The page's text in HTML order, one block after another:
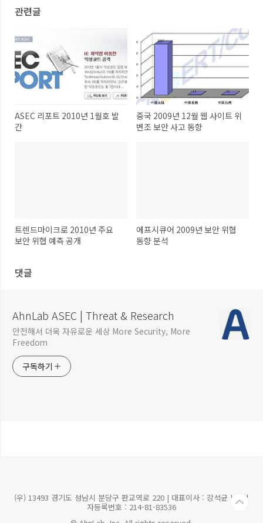
관련글
ASEC 리포트 2010년 1월호 발
간
중국 2009년 12월 웹 사이트 위
변조 보안 사고 동향
트렌드마이크로 2010년 주요
보안 위협 예측 공개
에프시큐어 2009년 보안 위협
동향 분석
댓글
AhnLab ASEC | Threat & Research
안전해서 더욱 자유로운 세상 More Security, More
Freedom
구독하기
(우) 13493 경기도 성남시 분당구 판교역로 220 | 대표이사 : 강석균 | 사업
자등록번호 : 214-81-83536